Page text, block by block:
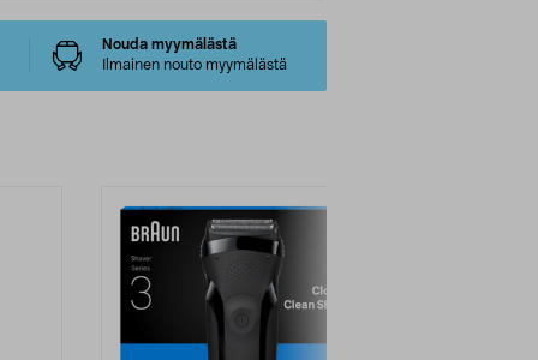
Nouda myymälästä
Ilmainen nouto myymälästä